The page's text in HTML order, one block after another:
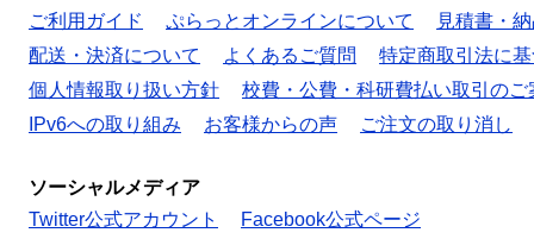
ご利用ガイド
ぷらっとオンラインについて
見積書・
配送・決済について
よくあるご質問
特定商取引法に
個人情報取り扱い方針
校費・公費・科研費払い取引のご
IPv6への取り組み
お客様からの声 ご注文の取り消し
ソーシャルメディア
Twitter公式アカウント
Facebook公式ページ